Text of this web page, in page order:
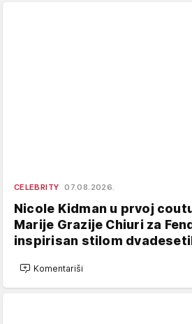
CELEBRITY 07.08.2026.
Nicole Kidman u prvoj
Marije Grazije Chiuri za
inspirisan stilom
Komentariši